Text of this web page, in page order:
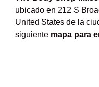
ubicado en 212 S
United States de la
siguiente mapa para